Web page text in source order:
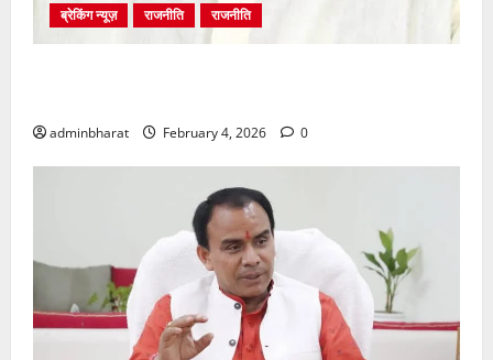
ब्रेकिंग न्यूज़
राजनीति राजनीति
adminbharat February 4, 2026 0